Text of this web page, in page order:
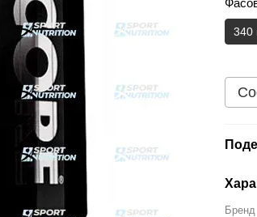
340
Бренд